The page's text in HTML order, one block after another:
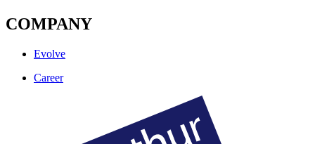
COMPANY
Evolve
Career